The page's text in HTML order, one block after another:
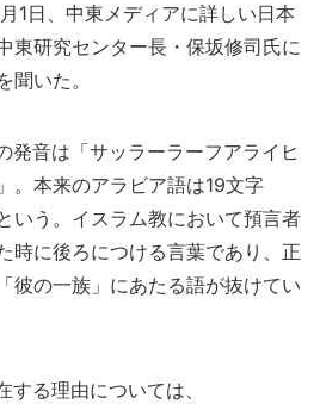
1日、中東メディアに詳しい日本
東研究センター長・保坂修司氏に
聞いた。
発音は「サッラーラーフアライヒ
。本来のアラビア語は19文字
いう。イスラム教において預言者
時に後ろにつける言葉であり、正
彼の一族」にあたる語が抜けてい
る理由については、